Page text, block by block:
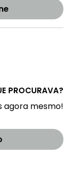
PROCURAVA?
agora mesmo!